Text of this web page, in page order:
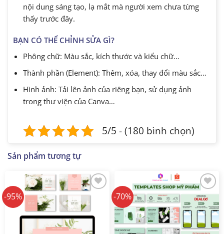
nội dung sáng tạo, lạ mắt mà người xem chưa từng
thấy trước đây.
BẠN CÓ THỂ CHỈNH SỬA GÌ?
Phông chữ: Màu sắc, kích thước và kiểu chữ…
Thành phần (Element): Thêm, xóa, thay đổi màu sắc…
Hình ảnh: Tải lên ảnh của riêng bạn, sử dụng ảnh
trong thư viện của Canva…
5/5 - (180 bình chọn)
Sản phẩm tương tự
-95% -70%